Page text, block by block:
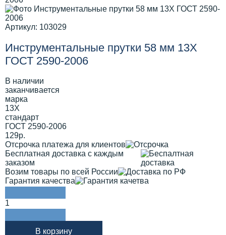
Артикул: 103029
Инструментальные прутки 58 мм 13Х
ГОСТ 2590-2006
В наличии
заканчивается
марка
13Х
стандарт
ГОСТ 2590-2006
129р.
Отсрочка платежа для клиентов
Бесплатная доставка с каждым
заказом
Возим товары по всей России
Гарантия качества
1
В корзину